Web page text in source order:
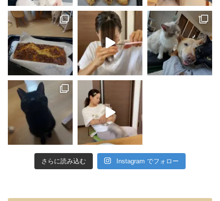
さらに読み込む Instagram でフォロー